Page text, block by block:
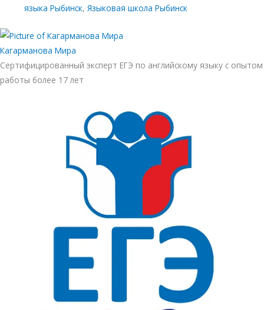
языка Рыбинск,Языковая школа Рыбинск
Кагарманова Мира
Сертифицированный эксперт ЕГЭ по английскому языку с опытом
работы более 17 лет